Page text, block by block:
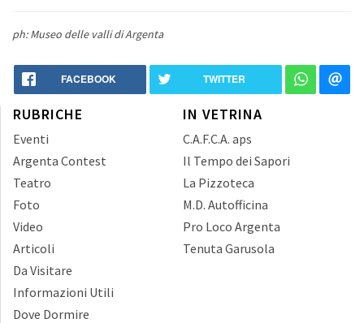
ph: Museo delle valli di Argenta
FACEBOOK TWITTER
RUBRICHE
Eventi
Argenta Contest
Teatro
Foto
Video
Articoli
Da Visitare
Informazioni Utili
Dove Dormire
IN VETRINA
C.A.F.C.A. aps
Il Tempo dei Sapori
La Pizzoteca
M.D. Autofficina
Pro Loco Argenta
Tenuta Garusola